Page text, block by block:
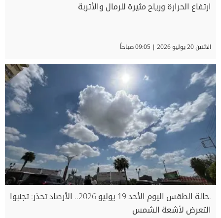
ارتفاع الحرارة ورياح مثيرة للرمال والأتربة
الاثنين 20 يوليو 2026 | 09:05 صباحاً
.حالة الطقس اليوم الأحد 19 يوليو 2026.. الأرصاد تحذر: تجنبوا
التعرض لأشعة الشمس